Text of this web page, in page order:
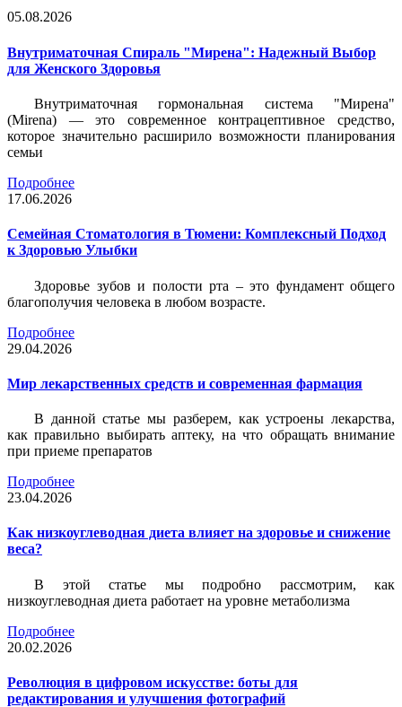
05.08.2026
Внутриматочная Спираль "Мирена": Надежный Выбор
для Женского Здоровья
Внутриматочная гормональная система "Мирена"
(Mirena) — это современное контрацептивное средство,
которое значительно расширило возможности планирования
семьи
Подробнее
17.06.2026
Семейная Стоматология в Тюмени: Комплексный Подход
к Здоровью Улыбки
Здоровье зубов и полости рта – это фундамент общего
благополучия человека в любом возрасте.
Подробнее
29.04.2026
Мир лекарственных средств и современная фармация
В данной статье мы разберем, как устроены лекарства,
как правильно выбирать аптеку, на что обращать внимание
при приеме препаратов
Подробнее
23.04.2026
Как низкоуглеводная диета влияет на здоровье и снижение
веса?
В этой статье мы подробно рассмотрим, как
низкоуглеводная диета работает на уровне метаболизма
Подробнее
20.02.2026
Революция в цифровом искусстве: боты для
редактирования и улучшения фотографий